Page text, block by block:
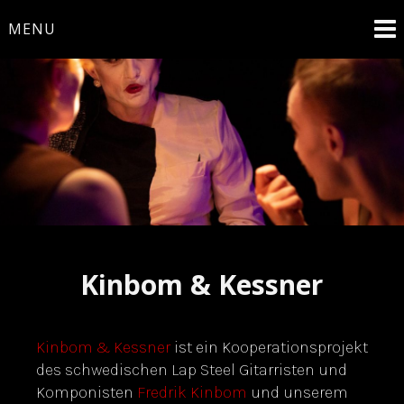
toMENU
Theaterstaat
Kinbom & Kessner
Kinbom & Kessnerist ein Kooperationsprojekt
des schwedischen Lap Steel Gitarristen und
Komponisten Fredrik Kinbom und unserem